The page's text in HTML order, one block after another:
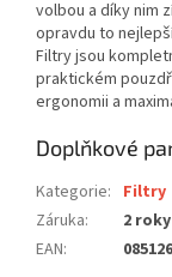
volbou a díky nim
opravdu to
Filtry jsou
praktickém
ergonomii a
Doplňkové
Kategorie: Filtry
Záruka:
2 roky
EAN: